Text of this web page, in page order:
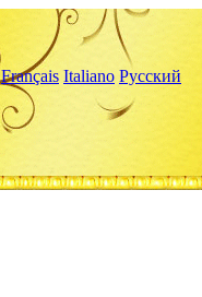
Français Italiano Русский